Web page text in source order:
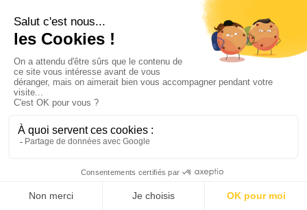
Perreux-sur-Marne sur PhotoPresta est de bien regarder les
portfolios des photographes et de vous assurer que leur
style est en adéquation avec vos attentes. Lisez ensuite les
commentaires et les avis des clients sur PhotoPresta. Tous
les avis sur PhotoPresta sont vérifiés, ceci vous donnera
une idée de la qualité du travail du photographe et de la
Peaufinez votre projet avec le photographe à Le Perreux-
directement en payant en ligne.
Trouver un photographe à Le Perreux-sur-Marne n’a jamais